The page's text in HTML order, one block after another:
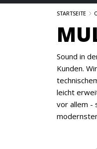
STARTSEITE
Sound in
Kunden.
leicht
vor allem -